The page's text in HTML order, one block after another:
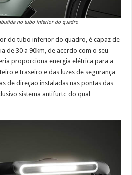
no tubo inferior do quadro
do tubo inferior do quadro, é capaz de
de 30 a 90km, de acordo com o seu
proporciona energia elétrica para a
e traseiro e das luzes de segurança
de direção instaladas nas pontas das
sistema antifurto do qual